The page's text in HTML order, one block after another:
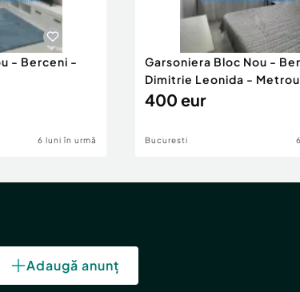
- Berceni -
6 luni în urmă
Garsoniera Bloc Nou -
Dimitrie Leonida -
400 eur
Bucuresti
Adaugă anunț